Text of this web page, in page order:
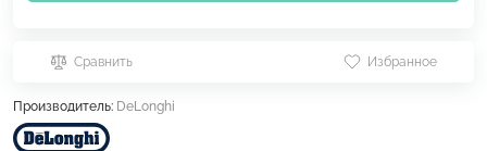
Сравнить Избранное
Производитель: DeLonghi